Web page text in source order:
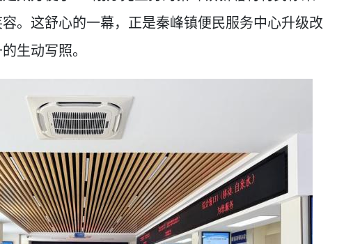
。这舒心的一幕，正是秦峰镇便民服务中心升级改
生动写照。